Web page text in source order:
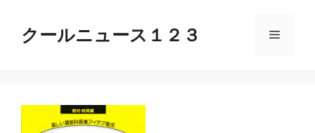
クールニュース１２３ メ